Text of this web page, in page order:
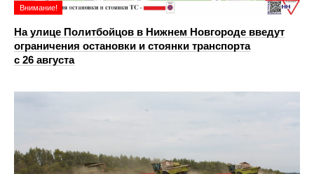
Внимание!
На улице Политбойцов в Нижнем Новгороде введут
ограничения остановки и стоянки транспорта
с 26 августа